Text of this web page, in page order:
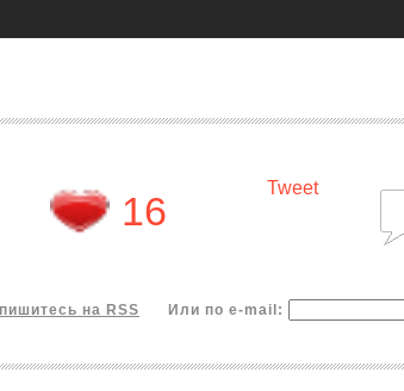
16
Tweet
на RSS Или по e-mail: